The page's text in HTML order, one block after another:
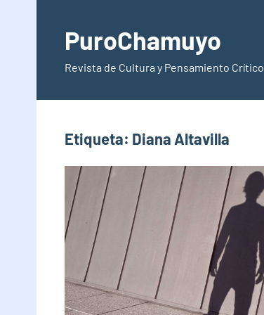
contenidoPuroChamuyo
Revista de Cultura y Pensamiento Crítico
Etiqueta: Diana Altavilla